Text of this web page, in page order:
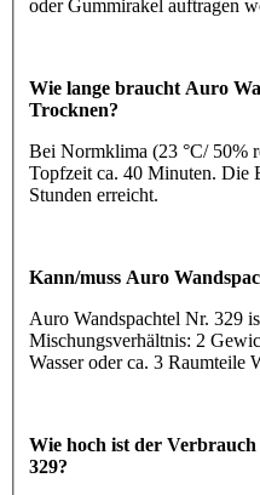
oder Gummirakel auftragen
Wie lange braucht Auro
Trocknen?
Bei Normklima (23 °C/ 50%
Topfzeit ca. 40 Minuten. Die
Stunden erreicht.
Kann/muss Auro
Auro Wandspachtel Nr. 329
Mischungsverhältnis: 2
Wasser oder ca. 3 Raumteile
Wie hoch ist der
329?